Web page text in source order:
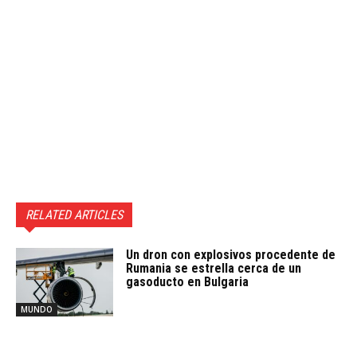
RELATED ARTICLES
MUNDO
Un dron con explosivos procedente de
Rumania se estrella cerca de un
gasoducto en Bulgaria